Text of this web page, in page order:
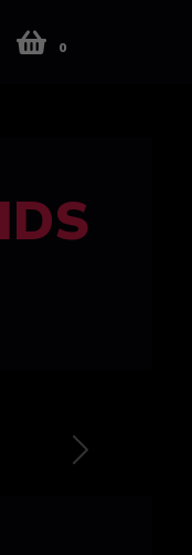
0
Next